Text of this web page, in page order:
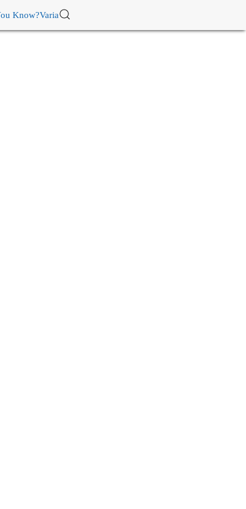
Know?Varia